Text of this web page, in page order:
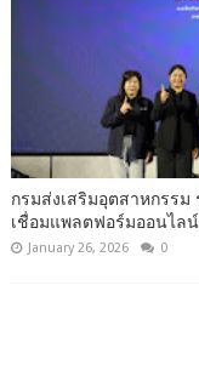
กรมส่งเสริมอุตสาหกรรม
เชื่อมแพลตฟอร์มออนไล
January 26, 2026 0